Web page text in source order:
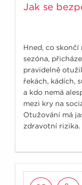
Jak se
Hned, co
sezóna,
pravidelně
řekách, kádích,
a kdo nemá
mezi kry na
Otužování má
zdravotní rizika.